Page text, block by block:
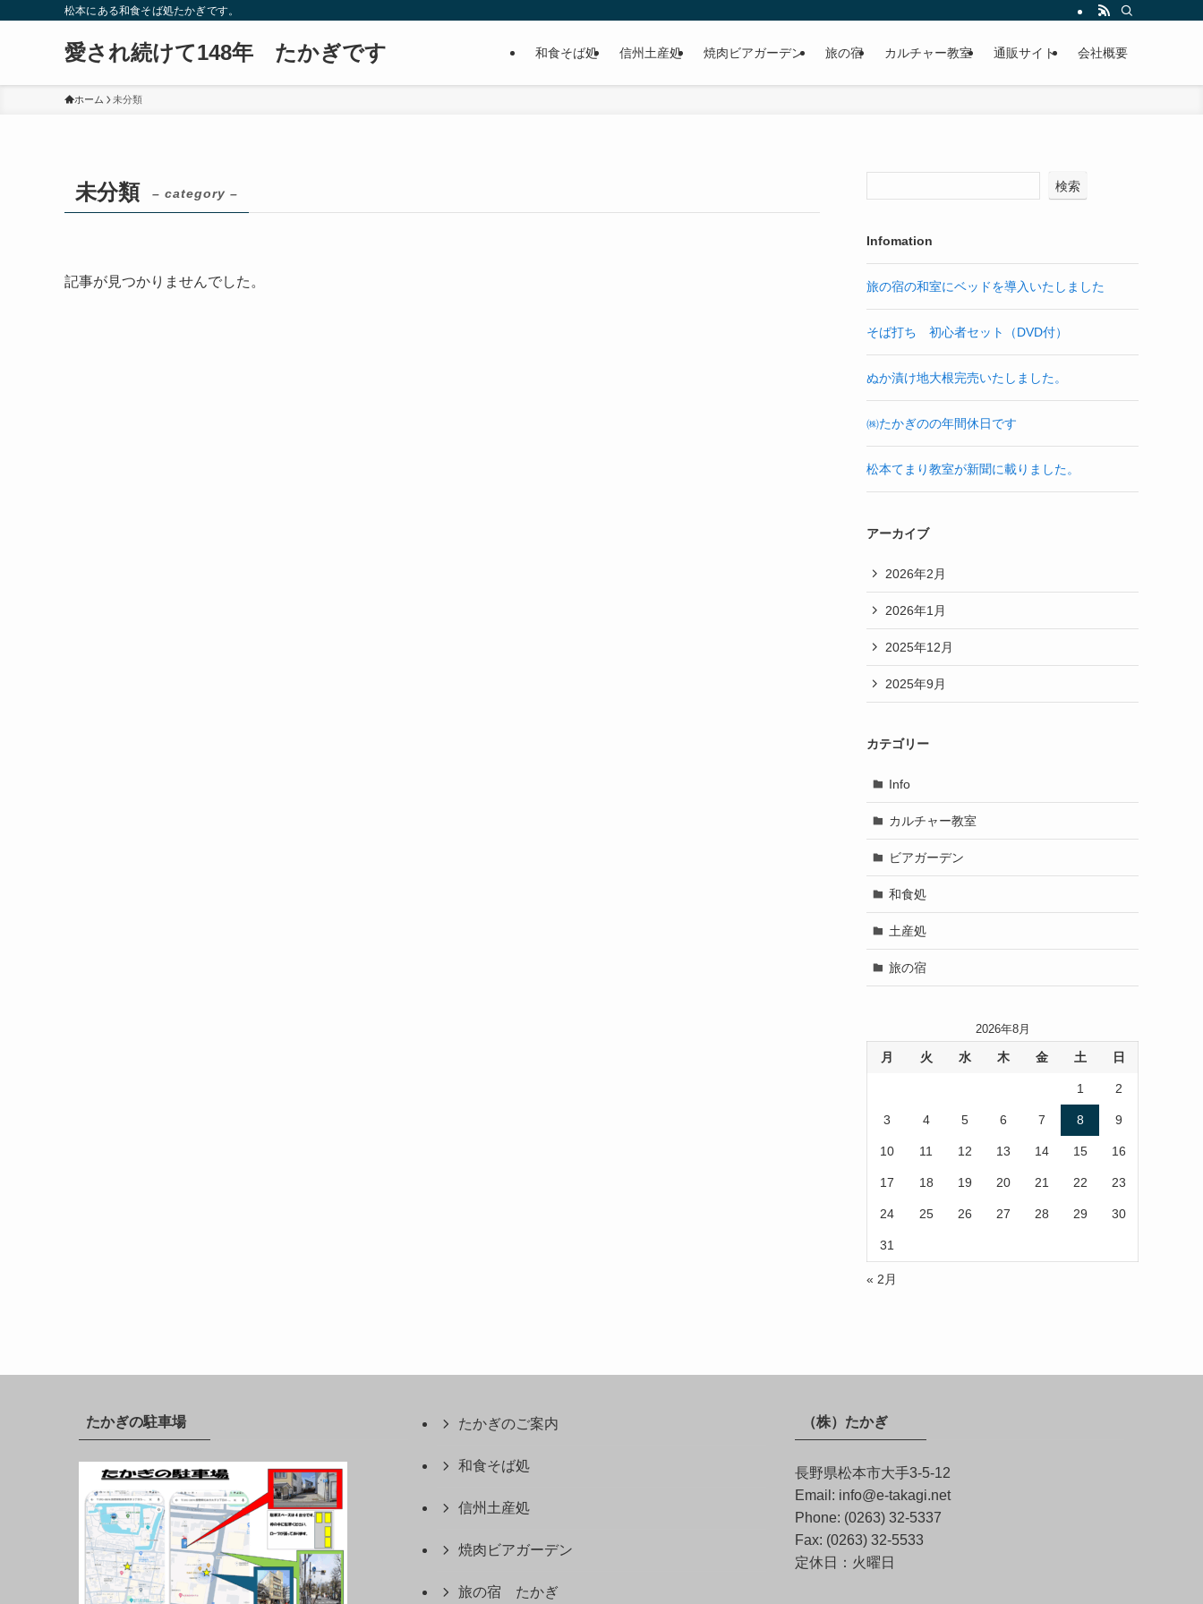
松本にある和食そば処たかぎです。
愛され続けて148年 たかぎです 和食そば処 信州土産処 焼肉ビアガーデン 旅の宿 カルチャー教室 通販サイト 会社概要
ホーム 未分類
未分類 – category –
記事が見つかりませんでした。
検索
Infomation
旅の宿の和室にベッドを導入いたしました
そば打ち 初心者セット（DVD付）
ぬか漬け地大根完売いたしました。
㈱たかぎのの年間休日です
松本てまり教室が新聞に載りました。
アーカイブ
2026年2月
2026年1月
2025年12月
2025年9月
カテゴリー
Info
カルチャー教室
ビアガーデン
和食処
土産処
旅の宿
2026年8月
月 火 水 木 金 土 日
1 2
3 4 5 6 7 8 9
10 11 12 13 14 15 16
17 18 19 20 21 22 23
24 25 26 27 28 29 30
31
« 2月
たかぎの駐車場 たかぎのご案内
和食そば処
信州土産処
焼肉ビアガーデン
旅の宿 たかぎ
（株）たかぎ
長野県松本市大手3-5-12
Email: info@e-takagi.net
Phone: (0263) 32-5337
Fax: (0263) 32-5533
定休日：火曜日